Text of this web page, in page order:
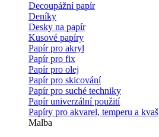
Decoupážní papír
Deníky
Desky na papír
Kusové papíry
Papír pro akryl
Papír pro fix
Papír pro olej
Papír pro skicování
Papír pro suché techniky
Papír univerzální použití
Papíry pro akvarel, temperu a kvaš
Malba